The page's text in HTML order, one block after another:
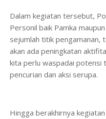
Dalam kegiatan tersebut,
Personil baik Pamka
sejumlah titik pengamanan,
akan ada peningkatan
kita perlu waspadai potensi
pencurian dan aksi serupa.
Hingga berakhirnya